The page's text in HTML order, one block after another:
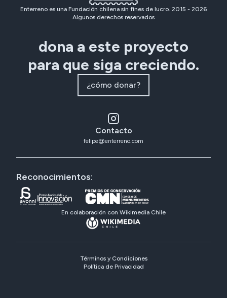
Enterreno es una Fundación chilena sin fines de lucro. 2015 - 2026
Algunos derechos reservados
dona a este proyecto
para que siga creciendo.
¿cómo donar?
Contacto
felipe@enterreno.com
Reconocimientos:
En colaboración con Wikimedia Chile
Términos y Condiciones
Política de Privacidad